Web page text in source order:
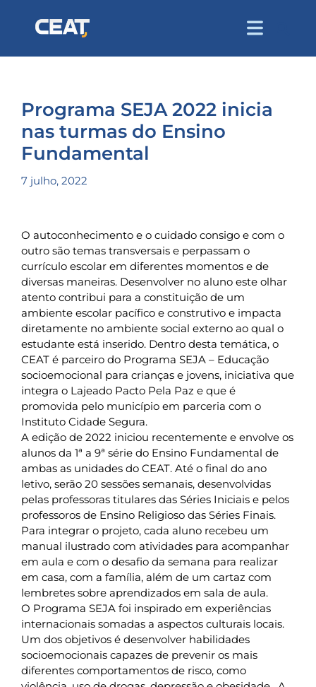
Programa SEJA 2022 inicia
nas turmas do Ensino
Fundamental
7 julho, 2022
O autoconhecimento e o cuidado consigo e com o
outro são temas transversais e perpassam o
currículo escolar em diferentes momentos e de
diversas maneiras. Desenvolver no aluno este olhar
atento contribui para a constituição de um
ambiente escolar pacífico e construtivo e impacta
diretamente no ambiente social externo ao qual o
estudante está inserido. Dentro desta temática, o
CEAT é parceiro do Programa SEJA – Educação
socioemocional para crianças e jovens, iniciativa que
integra o Lajeado Pacto Pela Paz e que é
promovida pelo município em parceria com o
Instituto Cidade Segura.
A edição de 2022 iniciou recentemente e envolve os
alunos da 1ª a 9ª série do Ensino Fundamental de
ambas as unidades do CEAT. Até o final do ano
letivo, serão 20 sessões semanais, desenvolvidas
pelas professoras titulares das Séries Iniciais e pelos
professoros de Ensino Religioso das Séries Finais.
Para integrar o projeto, cada aluno recebeu um
manual ilustrado com atividades para acompanhar
em aula e com o desafio da semana para realizar
em casa, com a família, além de um cartaz com
lembretes sobre aprendizados em sala de aula.
O Programa SEJA foi inspirado em experiências
internacionais somadas a aspectos culturais locais.
Um dos objetivos é desenvolver habilidades
socioemocionais capazes de prevenir os mais
diferentes comportamentos de risco, como